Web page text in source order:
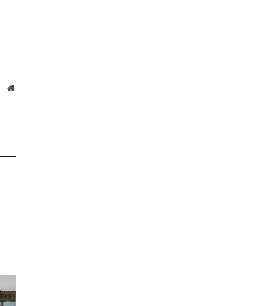
Website